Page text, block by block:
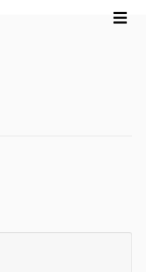
M
e